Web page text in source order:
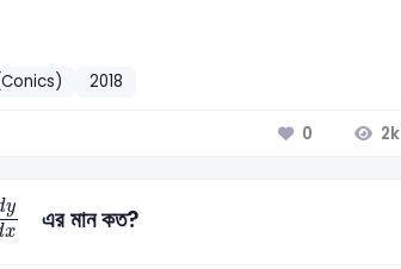
2018
0 2k
y
x
y
এর মান কত?